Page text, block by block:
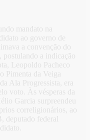
mandato na
ao governo de
a convenção do
postulando a indicação
Leopoldo Pacheco
Pimenta da Veiga
Ala Progressista, era
voto. Às vésperas da
Garcia surpreendeu
correligionários, ao
deputado federal